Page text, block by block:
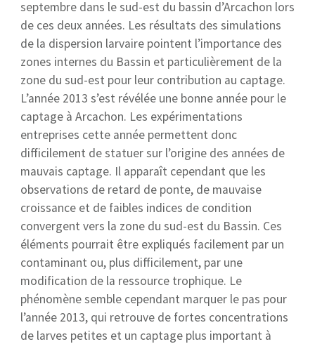
septembre dans le sud-est du bassin d’Arcachon lors
de ces deux années. Les résultats des simulations
de la dispersion larvaire pointent l’importance des
zones internes du Bassin et particulièrement de la
zone du sud-est pour leur contribution au captage.
L’année 2013 s’est révélée une bonne année pour le
captage à Arcachon. Les expérimentations
entreprises cette année permettent donc
difficilement de statuer sur l’origine des années de
mauvais captage. Il apparaît cependant que les
observations de retard de ponte, de mauvaise
croissance et de faibles indices de condition
convergent vers la zone du sud-est du Bassin. Ces
éléments pourrait être expliqués facilement par un
contaminant ou, plus difficilement, par une
modification de la ressource trophique. Le
phénomène semble cependant marquer le pas pour
l’année 2013, qui retrouve de fortes concentrations
de larves petites et un captage plus important à